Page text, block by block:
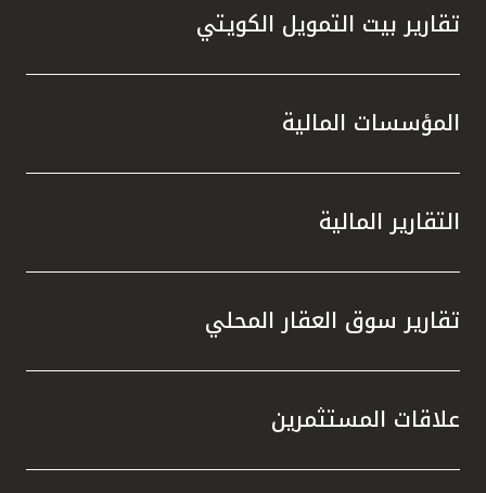
تقارير بيت التمويل الكويتي
المؤسسات المالية
التقارير المالية
تقارير سوق العقار المحلي
علاقات المستثمرين